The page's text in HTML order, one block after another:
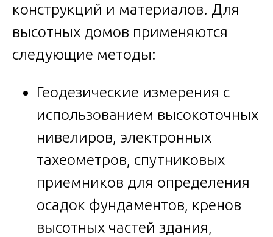
конструкций и материалов. Для
высотных домов применяются
следующие методы:
Геодезические измерения с
использованием высокоточных
нивелиров, электронных
тахеометров, спутниковых
приемников для определения
осадок фундаментов, кренов
высотных частей здания,